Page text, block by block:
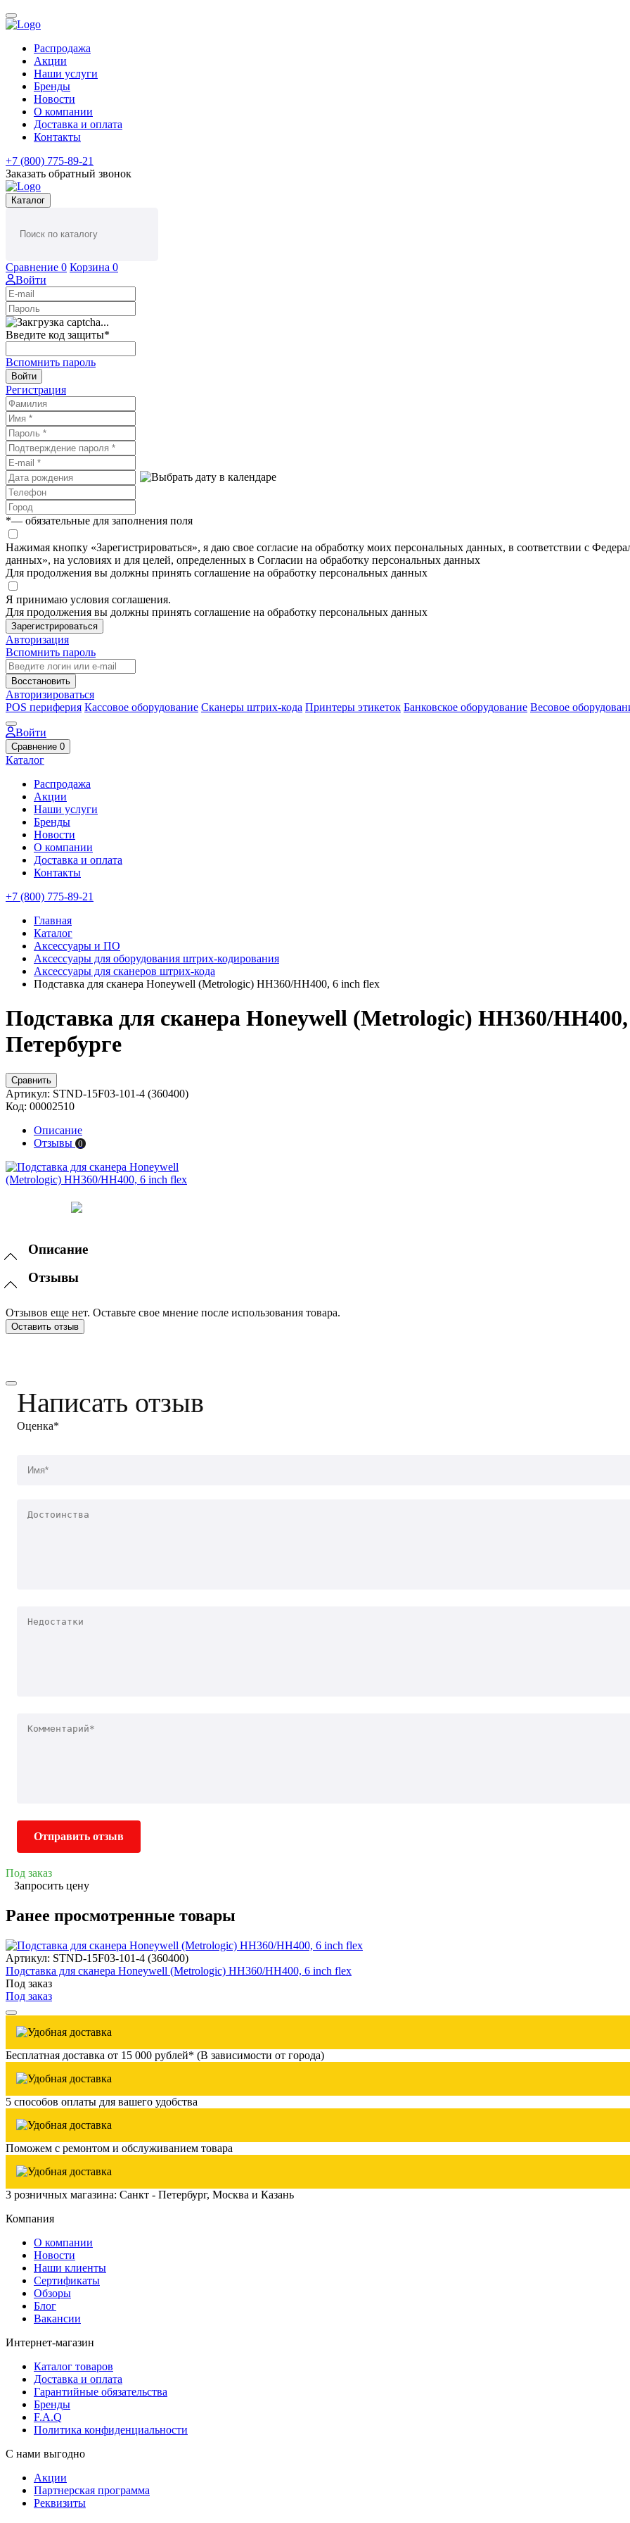
Распродажа
Акции
Наши услуги
Бренды
Новости
О компании
Доставка и оплата
Контакты
+7 (800) 775-89-21
Заказать обратный звонок
Каталог
Сравнение 0 Корзина 0
Войти
Введите код защиты*
Вспомнить пароль
Войти
Регистрация
*— обязательные для заполнения поля
Нажимая кнопку «Зарегистрироваться», я даю свое согласие на обработку моих персональных данных, в соответствии с
данных», на условиях и для целей, определенных в Согласии на обработку персональных данных
Для продолжения вы должны принять соглашение на обработку персональных данных
Я принимаю условия соглашения.
Для продолжения вы должны принять соглашение на обработку персональных данных
Зарегистрироваться
Авторизация
Вспомнить пароль
Восстановить
Авторизироваться
POS периферия Кассовое оборудование Сканеры штрих-кода Принтеры этикеток Банковское оборудование Весовое
Войти
Сравнение 0
Каталог
Распродажа
Акции
Наши услуги
Бренды
Новости
О компании
Доставка и оплата
Контакты
+7 (800) 775-89-21
Главная
Каталог
Аксессуары и ПО
Аксессуары для оборудования штрих-кодирования
Аксессуары для сканеров штрих-кода
Подставка для сканера Honeywell (Metrologic) HH360/HH400, 6 inch flex
Подставка для сканера Honeywell (Metrologic) HH360/
Петербурге
Сравнить
Артикул: STND-15F03-101-4 (360400)
Код: 00002510
Описание
Отзывы 0
Описание
Отзывы
Отзывов еще нет. Оставьте свое мнение после использования товара.
Оставить отзыв
Написать отзыв
Оценка*
Отправить отзыв
Под заказ
Запросить цену
Ранее просмотренные товары
Артикул: STND-15F03-101-4 (360400)
Подставка для сканера Honeywell (Metrologic) HH360/HH400, 6 inch flex
Под заказ
Под заказ
Бесплатная доставка от 15 000 рублей* (В зависимости от города)
5 способов оплаты для вашего удобства
Поможем с ремонтом и обслуживанием товара
3 розничных магазина: Санкт - Петербург, Москва и Казань
Компания
О компании
Новости
Наши клиенты
Сертификаты
Обзоры
Блог
Вакансии
Интернет-магазин
Каталог товаров
Доставка и оплата
Гарантийные обязательства
Бренды
F.A.Q
Политика конфиденциальности
С нами выгодно
Акции
Партнерская программа
Реквизиты